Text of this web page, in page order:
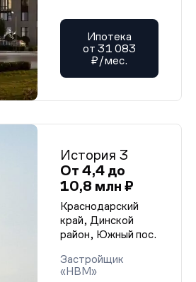
Ипотека
от 31 083
₽/мес.
История 3
От 4,4 до
10,8 млн ₽
Краснодарский
край, Динской
район, Южный пос.
Застройщик
«НВМ»